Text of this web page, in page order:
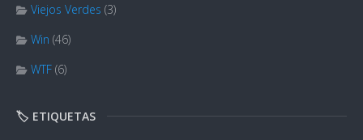
Viejos Verdes (3)
Win (46)
WTF (6)
🏷️ ETIQUETAS